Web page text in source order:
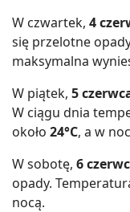
W czwartek, 4
się przelotne
maksymalna
W piątek, 5
W ciągu dnia
około 24°C, a w
W sobotę, 6
opady.
nocą.